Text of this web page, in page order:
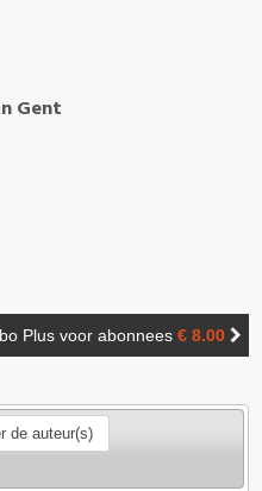
Gent
Plus voor abonnees € 8.00
de auteur(s)